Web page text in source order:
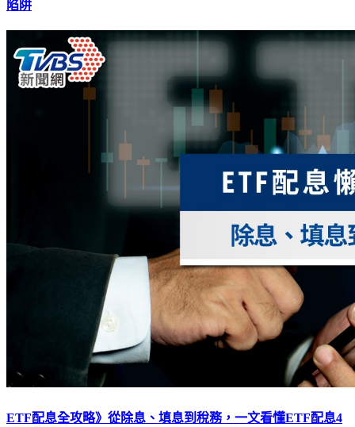
陷阱
ETF配息全攻略》從除息、填息到稅務，一文看懂ETF配息4